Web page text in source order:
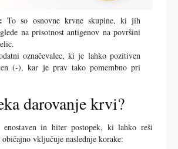
To so osnovne krvne skupine, ki jih
na prisotnost antigenov na površini
označevalec, ki je lahko pozitiven
(-), kar je prav tako pomembno pri
darovanje krvi?
in hiter postopek, ki lahko reši
vključuje naslednje korake: